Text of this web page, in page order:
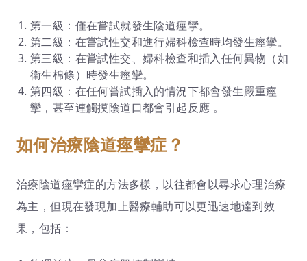
第一級：僅在嘗試就發生陰道痙攣。
第二級：在嘗試性交和進行婦科檢查時均發生痙攣。
第三級：在嘗試性交、婦科檢查和插入任何異物（如
衛生棉條）時發生痙攣。
第四級：在任何嘗試插入的情況下都會發生嚴重痙
攣，甚至連觸摸陰道口都會引起反應​ 。
如何治療陰道痙攣症？
治療陰道痙攣症的方法多樣，以往都會以尋求心理治療
為主，但現在發現加上醫療輔助可以更迅速地達到效
果，包括：